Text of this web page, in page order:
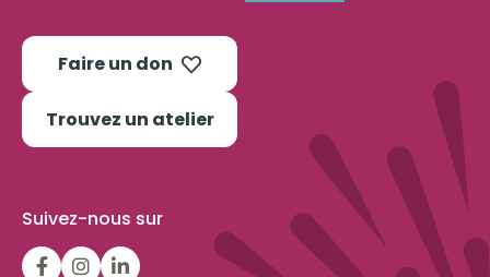
Faire un don
Trouvez un atelier
Suivez-nous sur